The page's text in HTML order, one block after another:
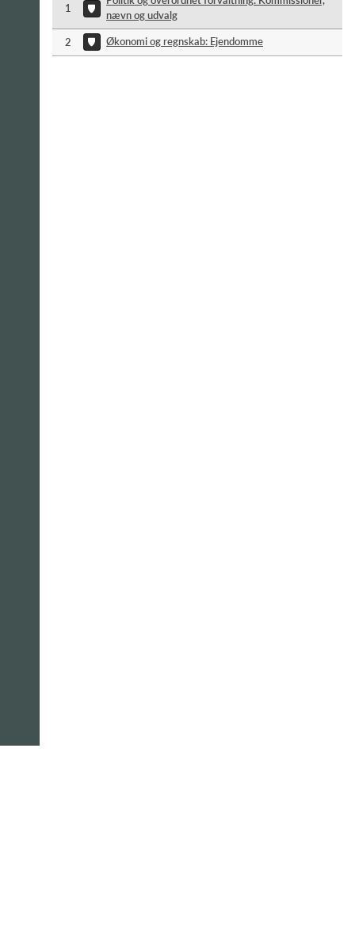
1
nævn og udvalg
2 Økonomi og regnskab: Ejendomme